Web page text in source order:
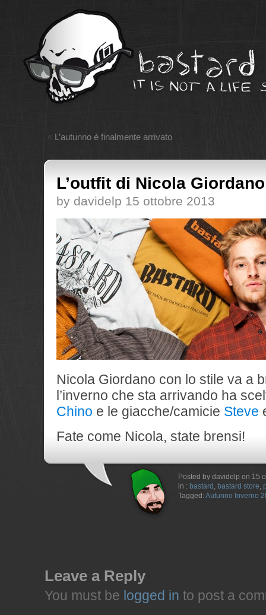
« L’autunno è finalmente arrivato
L’outfit di Nicola Giordano
by davidelp 15 ottobre 2013
Nicola Giordano con lo stile va a
l’inverno che sta arrivando ha
Chino e le giacche/camicie Steve
Fate come Nicola, state brensi!
Posted by davidelp on 15
in : bastard , bastard store,
Tagged: Autunno Inverno
Leave a Reply
You must be logged in to post a